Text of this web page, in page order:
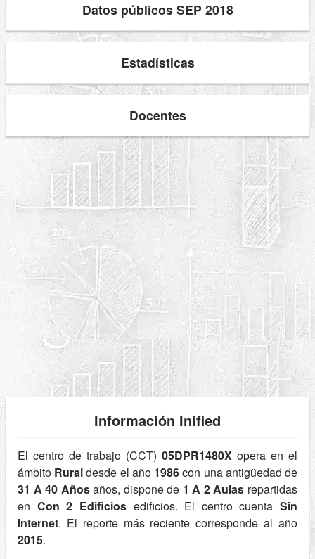
Datos públicos SEP 2018
Estadísticas
Docentes
Información Inified
El centro de trabajo (CCT) 05DPR1480X opera en el
ámbito Ruraldesde el año 1986con una antigüedad de
31 A 40 Añosaños, dispone de 1 A 2 Aulas repartidas
en Con 2 Edificiosedificios. El centro cuenta Sin
Internet. El reporte más reciente corresponde al año
2015.